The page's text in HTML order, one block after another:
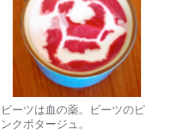
ビーツは血の薬。ビーツのピ
ンクポタージュ。